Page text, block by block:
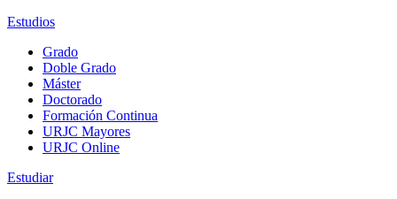
Estudios
Grado
Doble Grado
Máster
Doctorado
Formación Continua
URJC Mayores
URJC Online
Estudiar